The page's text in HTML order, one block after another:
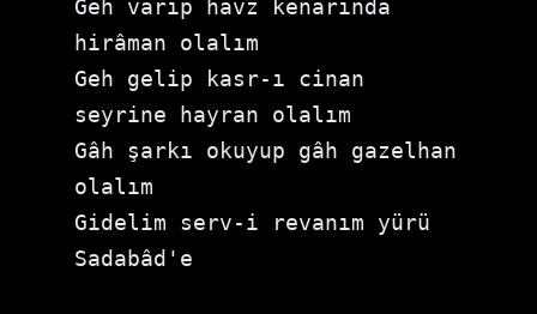
Geh varıp havz kenarında
hirâman olalım
Geh gelip kasr-ı cinan
seyrine hayran olalım
Gâh şarkı okuyup gâh gazelhan
olalım
Gidelim serv-i revanım yürü
Sadabâd'e